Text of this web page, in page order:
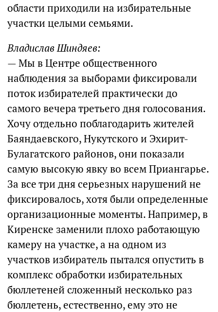
области приходили на избирательные
участки целыми семьями.
Владислав Шиндяев:
— Мы в Центре общественного
наблюдения за выборами фиксировали
поток избирателей практически до
самого вечера третьего дня голосования.
Хочу отдельно поблагодарить жителей
Баяндаевского, Нукутского и Эхирит-
Булагатского районов, они показали
самую высокую явку во всем Приангарье.
За все три дня серьезных нарушений не
фиксировалось, хотя были определенные
организационные моменты. Например, в
Киренске заменили плохо работающую
камеру на участке, а на одном из
участков избиратель пытался опустить в
комплекс обработки избирательных
бюллетеней сложенный несколько раз
бюллетень, естественно, ему это не